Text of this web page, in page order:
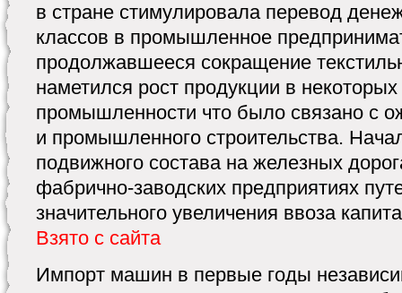
в стране стимулировала перевод
классов в промышленное
продолжавшееся сокращение
наметился рост продукции в
промышленности что было связано с
и промышленного строительства.
подвижного состава на железных
фабрично-заводских предприятиях
значительного увеличения ввоза
Взято с сайта
Импорт машин в первые годы